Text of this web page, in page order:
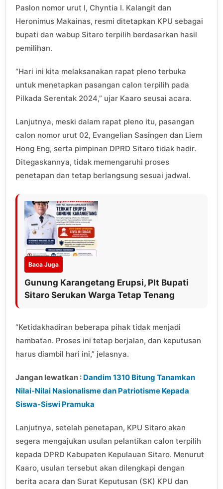
Paslon nomor urut I, Chyntia I. Kalangit dan
Heronimus Makainas, resmi ditetapkan KPU sebagai
bupati dan wabup Sitaro terpilih berdasarkan hasil
pemilihan.
“Hari ini kita melaksanakan rapat pleno terbuka
untuk menetapkan pasangan calon terpilih pada
Pilkada Serentak 2024,” ujar Kaaro seusai acara.
Lanjutnya, meski dalam rapat pleno itu, pasangan
calon nomor urut 02, Evangelian Sasingen dan Liem
Hong Eng, serta pimpinan DPRD Sitaro tidak hadir.
Ditegaskannya, tidak memengaruhi proses
penetapan dan tetap berlangsung sesuai jadwal.
Baca Juga
Gunung Karangetang Erupsi, Plt Bupati
Sitaro Serukan Warga Tetap Tenang
“Ketidakhadiran beberapa pihak tidak menjadi
hambatan. Proses ini tetap berjalan, dan keputusan
harus diambil hari ini,” jelasnya.
Jangan lewatkan : Dandim 1310 Bitung Tanamkan
Nilai-Nilai Nasionalisme dan Patriotisme Kepada
Siswa-Siswi Pramuka
Lanjutnya, setelah penetapan, KPU Sitaro akan
segera mengajukan usulan pelantikan calon terpilih
kepada DPRD Kabupaten Kepulauan Sitaro. Menurut
Kaaro, usulan tersebut akan dilengkapi dengan
berita acara dan Surat Keputusan (SK) KPU dan